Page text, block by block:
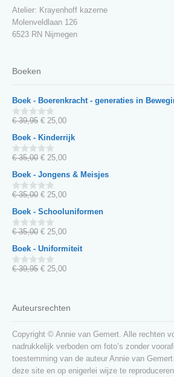
Atelier: Krayenhoff kazerne
Molenveldlaan 126
6523 RN Nijmegen
Boeken
Boek - Boerenkracht - generaties in
0
5
€39,95 Oorspronkelijke
was:
€ 39,95.
€ 25,00Huidige
is:
€ 25,00.
Boek - Kinderrijk
0
5
€35,00 Oorspronkelijke
was:
€ 35,00.
€ 25,00Huidige
€ 25,00.
Boek - Jongens & Meisjes
0
5
€35,00 Oorspronkelijke
was:
€ 35,00.
€ 25,00Huidige
€ 25,00.
Boek - Schooluniformen
0
5
€35,00 Oorspronkelijke
was:
€ 35,00.
€ 25,00Huidige
€ 25,00.
Boek - Uniformiteit
0
€39,95 Oorspronkelijke
€ 39,95.
€ 25,00Huidige
Auteursrechten
Copyright © Annie van Gemert. Alle rechten
nadrukkelijk verboden om foto’s zonder
toestemming van de auteur Annie van
deze site en op enigerlei wijze te